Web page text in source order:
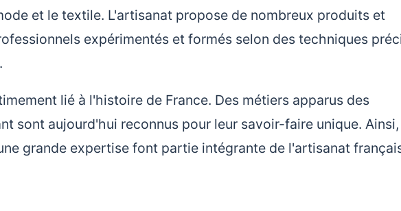
et le textile. L'artisanat propose de nombreux produits et
expérimentés et formés selon des techniques
lié à l'histoire de France. Des métiers apparus des
sont aujourd'hui reconnus pour leur savoir-faire unique.
grande expertise font partie intégrante de l'artisanat